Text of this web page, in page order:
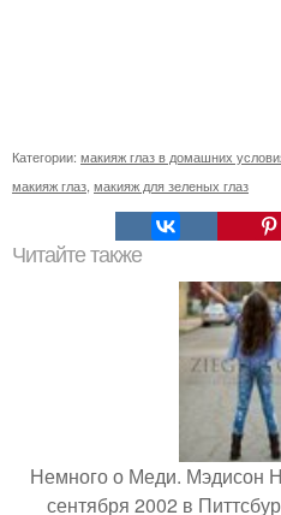
Категории: макияж глаз в домашних
макияж глаз макияж для зеленых глаз
Читайте также
Немного о Меди. Мэдисон
сентября 2002 в